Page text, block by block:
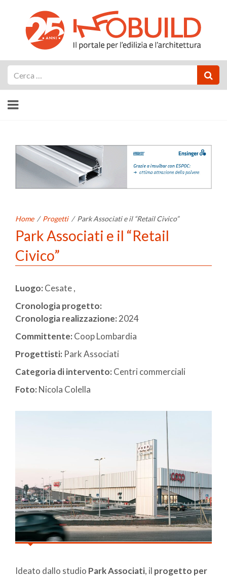
Home / Progetti / Park Associati e il “Retail Civico”
Park Associati e il “Retail
Civico”
Luogo: Cesate ,
Cronologia progetto:
Cronologia realizzazione: 2024
Committente: Coop Lombardia
Progettisti: Park Associati
Categoria di intervento: Centri commerciali
Foto: Nicola Colella
Ideato dallo studio Park Associati, il progetto per